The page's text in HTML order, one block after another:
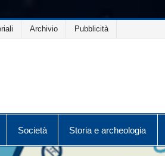
Archivio Pubblicità
Società Storia e archeologia